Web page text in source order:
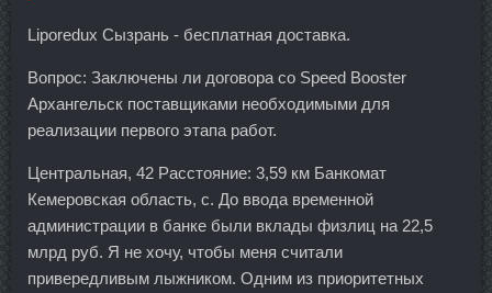
Liporedux Сызрань - бесплатная доставка.
Вопрос: Заключены ли договора со Speed Booster
Архангельск поставщиками необходимыми для
реализации первого этапа работ.
Центральная, 42 Расстояние: 3,59 км Банкомат
Кемеровская область, с. До ввода временной
администрации в банке были вклады физлиц на 22,5
млрд руб. Я не хочу, чтобы меня считали
привередливым лыжником. Одним из приоритетных